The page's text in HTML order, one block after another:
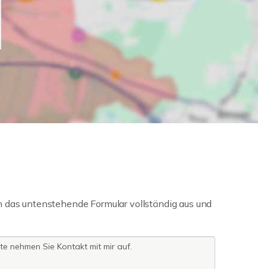
untenstehende Formular vollständig aus und